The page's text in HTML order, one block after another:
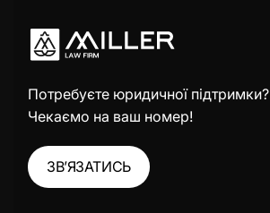
Потребуєте юридичної підтримки?
Чекаємо на ваш номер!
ЗВ’ЯЗАТИСЬ